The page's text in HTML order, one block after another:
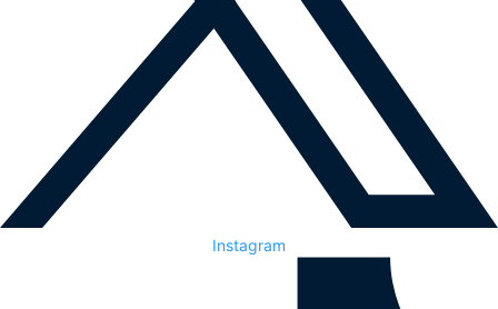
Instagram